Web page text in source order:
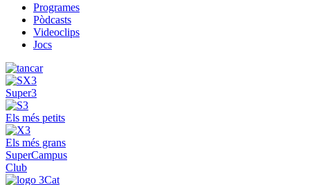
Programes
Pòdcasts
Videoclips
Jocs
Super3
Els més petits
Els més grans
SuperCampus
Club